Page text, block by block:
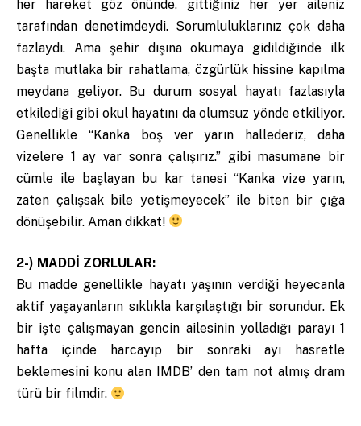
her hareket göz önünde, gittiğiniz her yer aileniz
tarafından denetimdeydi. Sorumluluklarınız çok daha
fazlaydı. Ama şehir dışına okumaya gidildiğinde ilk
başta mutlaka bir rahatlama, özgürlük hissine kapılma
meydana geliyor. Bu durum sosyal hayatı fazlasıyla
etkilediği gibi okul hayatını da olumsuz yönde etkiliyor.
Genellikle “Kanka boş ver yarın hallederiz, daha
vizelere 1 ay var sonra çalışırız.” gibi masumane bir
cümle ile başlayan bu kar tanesi “Kanka vize yarın,
zaten çalışsak bile yetişmeyecek” ile biten bir çığa
dönüşebilir. Aman dikkat!
2-) MADDİ ZORLULAR:
Bu madde genellikle hayatı yaşının verdiği heyecanla
aktif yaşayanların sıklıkla karşılaştığı bir sorundur. Ek
bir işte çalışmayan gencin ailesinin yolladığı parayı 1
hafta içinde harcayıp bir sonraki ayı hasretle
beklemesini konu alan IMDB’ den tam not almış dram
türü bir filmdir.